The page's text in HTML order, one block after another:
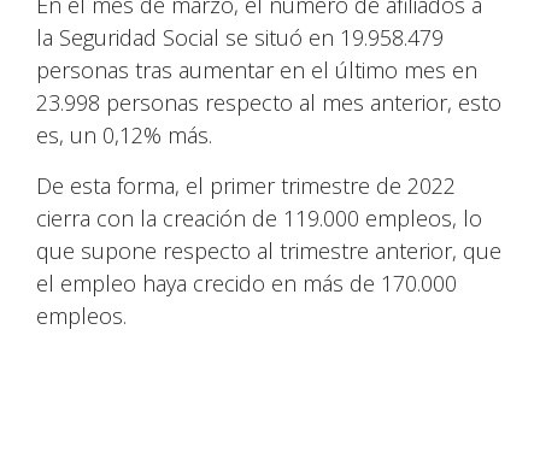
la Seguridad Social se situó en 19.958.479
personas tras aumentar en el último mes en
23.998 personas respecto al mes anterior, esto
es, un 0,12% más.
De esta forma, el primer trimestre de 2022
cierra con la creación de 119.000 empleos, lo
que supone respecto al trimestre anterior, que
el empleo haya crecido en más de 170.000
empleos.